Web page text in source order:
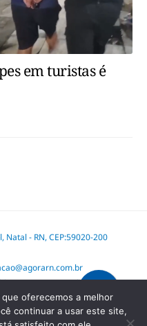
em turistas é
Natal - RN, CEP:59020-200
reservados. É proibida a
oferecemos a melhor
continuar a usar este site,